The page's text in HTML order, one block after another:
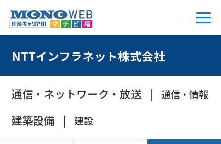
NTTインフラネット株式会社
通信・ネットワーク・放送 通信・情報
建築設備 建設